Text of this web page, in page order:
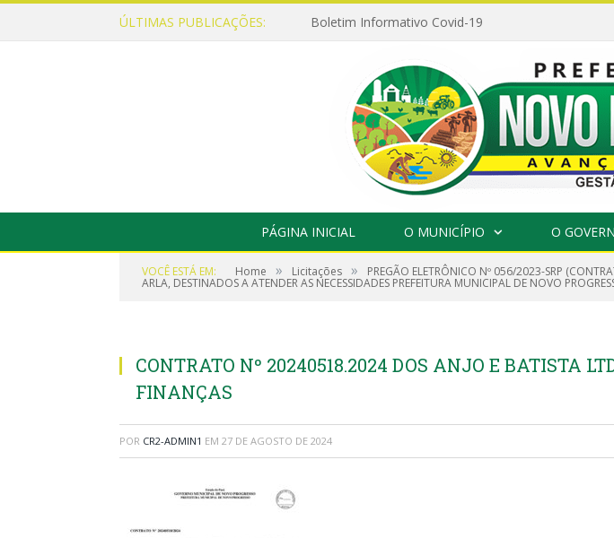
ÚLTIMAS PUBLICAÇÕES: Boletim Informativo Covid-19
PÁGINA INICIAL O MUNICÍPIO O
VOCÊ ESTÁ EM: Home » Licitações » PREGÃO ELETRÔNICO Nº 056/2023-SRP
ARLA, DESTINADOS A ATENDER AS NECESSIDADES PREFEITURA MUNICIPAL DE NOVO
CONTRATO Nº 20240518.2024 DOS ANJO E BATISTA
FINANÇAS
POR CR2-ADMIN1 EM 27 DE AGOSTO DE 2024